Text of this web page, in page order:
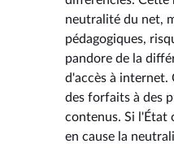
neutralité du net,
pédagogiques,
pandore de la
d'accès à internet.
des forfaits à des
contenus. Si l'État
en cause la